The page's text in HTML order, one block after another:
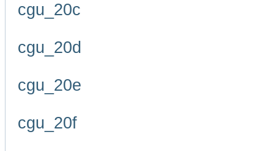
cgu_20c
cgu_20d
cgu_20e
cgu_20f